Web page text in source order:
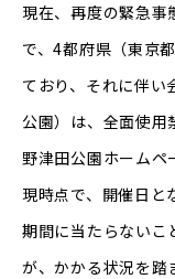
現在、再度の緊急
で、4都府県（東京
ており、それに伴い
公園）は、全面使
野津田公園ホーム
現時点で、開催日
期間に当たらないこ
が、かかる状況を踏